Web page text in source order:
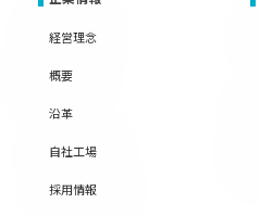
経営理念
概要
沿革
自社工場
採用情報